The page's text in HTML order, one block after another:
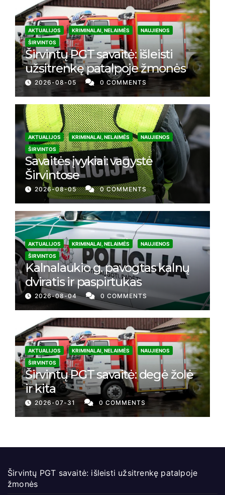
AKTUALIJOS KRIMINALAI, NELAIMĖS
NAUJIENOS
ŠIRVINTOS
Širvintų PGT savaitė: išleisti
užsitrenkę patalpoje žmonės
2026-08-05 0 COMMENTS
AKTUALIJOS KRIMINALAI, NELAIMĖS
NAUJIENOS
ŠIRVINTOS
Savaitės įvykiai: vagystė
Širvintose
2026-08-05 0 COMMENTS
AKTUALIJOS KRIMINALAI, NELAIMĖS
NAUJIENOS
ŠIRVINTOS
Kalnalaukio g. pavogtas kalnų
dviratis ir paspirtukas
2026-08-04 0 COMMENTS
AKTUALIJOS KRIMINALAI, NELAIMĖS
NAUJIENOS
ŠIRVINTOS
Širvintų PGT savaitė: degė žolė
ir kita
2026-07-31 0 COMMENTS
Širvintų PGT savaitė: išleisti užsitrenkę patalpoje
žmonės